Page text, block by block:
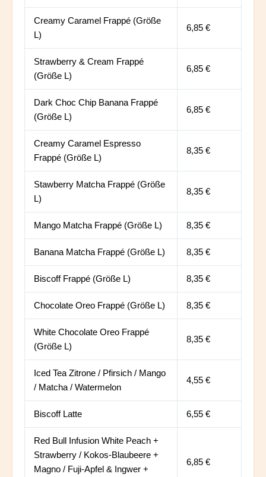
Creamy Caramel Frappé (Größe
L)
6,85 €
Strawberry & Cream Frappé
(Größe L)
6,85 €
Dark Choc Chip Banana Frappé
(Größe L)
6,85 €
Creamy Caramel Espresso
Frappé (Größe L)
8,35 €
Stawberry Matcha Frappé (Größe
L)
8,35 €
Mango Matcha Frappé (Größe L) 8,35 €
Banana Matcha Frappé (Größe L) 8,35 €
Biscoff Frappé (Größe L) 8,35 €
Chocolate Oreo Frappé (Größe L) 8,35 €
White Chocolate Oreo Frappé
(Größe L)
8,35 €
Iced Tea Zitrone / Pfirsich / Mango
/ Matcha / Watermelon
4,55 €
Biscoff Latte 6,55 €
Red Bull Infusion White Peach +
Strawberry / Kokos-Blaubeere +
Magno / Fuji-Apfel & Ingwer +
6,85 €